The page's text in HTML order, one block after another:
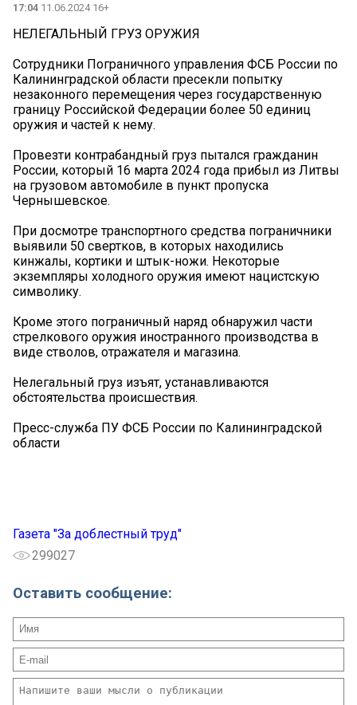
17:04 11.06.2024 16+
НЕЛЕГАЛЬНЫЙ ГРУЗ ОРУЖИЯ
Сотрудники Пограничного управления ФСБ России по
Калининградской области пресекли попытку
незаконного перемещения через государственную
границу Российской Федерации более 50 единиц
оружия и частей к нему.
Провезти контрабандный груз пытался гражданин
России, который 16 марта 2024 года прибыл из Литвы
на грузовом автомобиле в пункт пропуска
Чернышевское.
При досмотре транспортного средства пограничники
выявили 50 свертков, в которых находились
кинжалы, кортики и штык-ножи. Некоторые
экземпляры холодного оружия имеют нацистскую
символику.
Кроме этого пограничный наряд обнаружил части
стрелкового оружия иностранного производства в
виде стволов, отражателя и магазина.
Нелегальный груз изъят, устанавливаются
обстоятельства происшествия.
Пресс-служба ПУ ФСБ России по Калининградской
области
Газета "За доблестный труд"
299027
Оставить сообщение: